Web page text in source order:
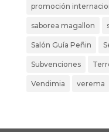
promoción
saborea magallon
Salón Guía Peñin
Subvenciones
Vendimia verema